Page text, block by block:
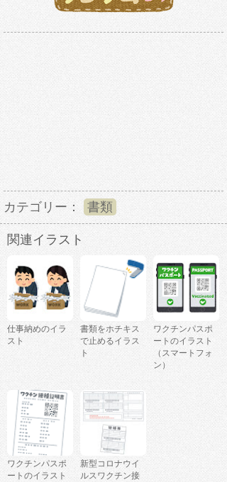
カテゴリー： 書類
関連イラスト
仕事納めのイラ
スト
書類をホチキス
で止めるイラス
ト
ワクチンパスポ
ートのイラスト
（スマートフォ
ン）
ワクチンパスポ
ートのイラスト
新型コロナウイ
ルスワクチン接